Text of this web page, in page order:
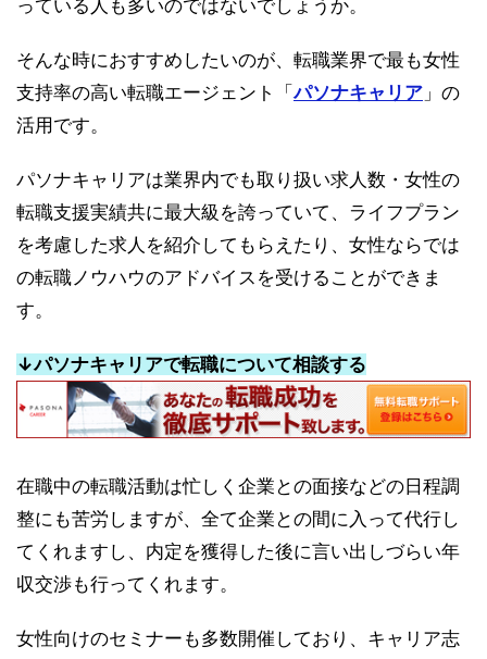
っている人も多いのではないでしょうか。
そんな時におすすめしたいのが、転職業界で最も女性
支持率の高い転職エージェント「パソナキャリア 」の
活用です。
パソナキャリアは業界内でも取り扱い求人数・女性の
転職支援実績共に最大級を誇っていて、ライフプラン
を考慮した求人を紹介してもらえたり、女性ならでは
の転職ノウハウのアドバイスを受けることができま
す。
↓パソナキャリアで転職について相談する
在職中の転職活動は忙しく企業との面接などの日程調
整にも苦労しますが、全て企業との間に入って代行し
てくれますし、内定を獲得した後に言い出しづらい年
収交渉も行ってくれます。
女性向けのセミナーも多数開催しており、キャリア志